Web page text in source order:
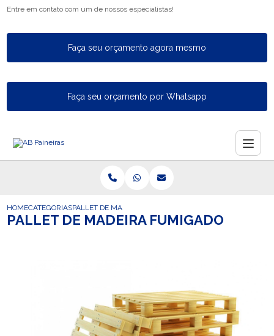
Entre em contato com um de nossos especialistas!
Faça seu orçamento agora mesmo
Faça seu orçamento por Whatsapp
HOMECATEGORIASPALLET DE MADEIRA FUMIGADO
PALLET DE MADEIRA FUMIGADO